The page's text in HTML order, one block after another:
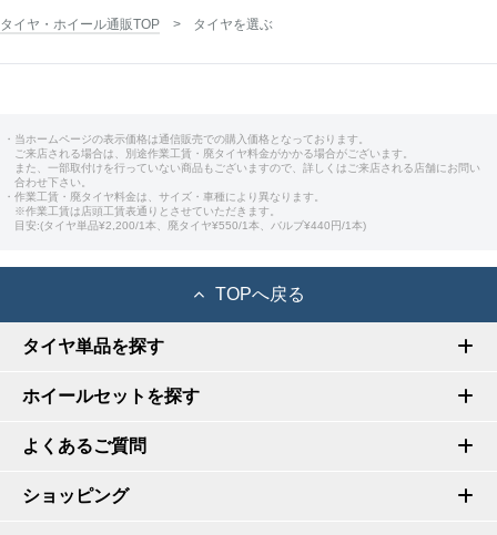
タイヤ・ホイール通販TOP タイヤを選ぶ
・当ホームページの表示価格は通信販売での購入価格となっております。
ご来店される場合は、別途作業工賃・廃タイヤ料金がかかる場合がございます。
また、一部取付けを行っていない商品もございますので、詳しくはご来店される店舗にお問い
合わせ下さい。
・作業工賃・廃タイヤ料金は、サイズ・車種により異なります。
※作業工賃は店頭工賃表通りとさせていただきます。
目安:(タイヤ単品¥2,200/1本、廃タイヤ¥550/1本、バルブ¥440円/1本)
TOPへ戻る
タイヤ単品を探す
ホイールセットを探す
よくあるご質問
ショッピング